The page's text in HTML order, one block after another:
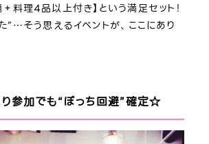
料理4品以上付き】という満足セット！
”…そう思えるイベントが、ここにあり
り参加でも“ぼっち回避”確定☆